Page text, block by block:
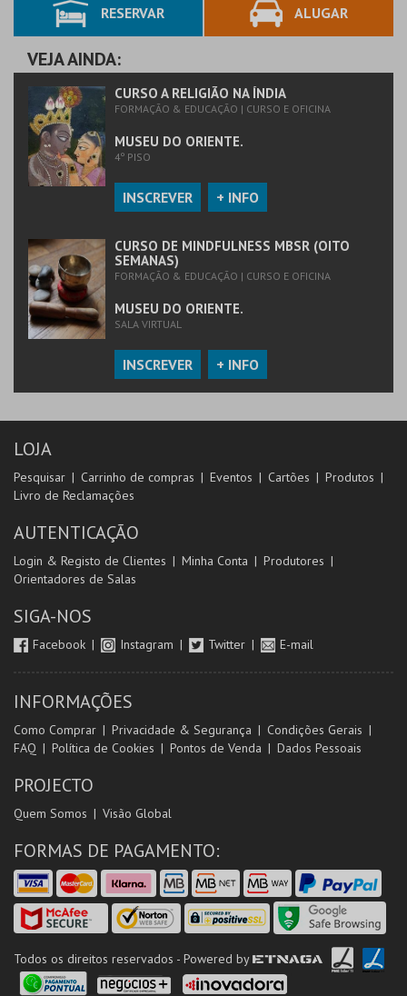
RESERVAR ALUGAR
VEJA AINDA:
CURSO A RELIGIÃO NA ÍNDIA
FORMAÇÃO & EDUCAÇÃO | CURSO E OFICINA
MUSEU DO ORIENTE.
4º PISO
INSCREVER + INFO
CURSO DE MINDFULNESS MBSR (OITO
SEMANAS)
FORMAÇÃO & EDUCAÇÃO | CURSO E OFICINA
MUSEU DO ORIENTE.
SALA VIRTUAL
INSCREVER + INFO
LOJA
Pesquisar Carrinho de compras Eventos Cartões
Produtos
Livro de Reclamações
AUTENTICAÇÃO
Login & Registo de Clientes Minha Conta
Produtores
Orientadores de Salas
SIGA-NOS
Facebook Instagram Twitter E-mail
INFORMAÇÕES
Como Comprar Privacidade & Segurança
Condições Gerais
FAQ
Política de Cookies Pontos de Venda Dados Pessoais
PROJECTO
Quem Somos Visão Global
FORMAS DE PAGAMENTO:
Todos os direitos reservados - Powered by ETNAGA